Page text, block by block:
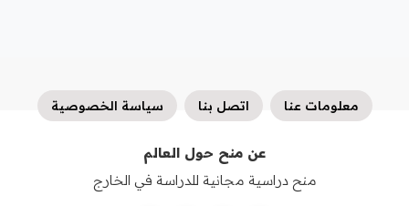
معلومات عنا اتصل بنا سياسة الخصوصية
عن منح حول العالم
منح دراسية مجانية للدراسة في الخارج